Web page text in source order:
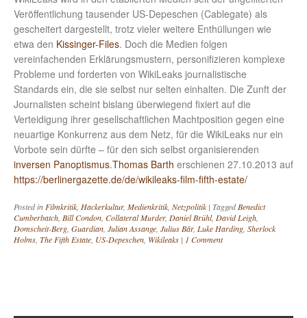
Veröffentlichung tausender US-Depeschen (Cablegate) als
gescheitert dargestellt, trotz vieler weitere Enthüllungen wie
etwa den Kissinger-Files. Doch die Medien folgen
vereinfachenden Erklärungsmustern, personifizieren komplexe
Probleme und forderten von WikiLeaks journalistische
Standards ein, die sie selbst nur selten einhalten. Die Zunft der
Journalisten scheint bislang überwiegend fixiert auf die
Verteidigung ihrer gesellschaftlichen Machtposition gegen eine
neuartige Konkurrenz aus dem Netz, für die WikiLeaks nur ein
Vorbote sein dürfte – für den sich selbst organisierenden
inversen Panoptismus.Thomas Barth erschienen 27.10.2013 auf
https://berlinergazette.de/de/wikileaks-film-fifth-estate/
Posted inFilmkritik, Hackerkultur, Medienkritik, Netzpolitik | TaggedBenedict
Cumberbatch, Bill Condon, Collateral Murder, Daniel Brühl, David Leigh,
Domscheit-Berg, Guardian, Julian Assange, Julius Bär, Luke Harding, Sherlock
Holms, The Fifth Estate, US-Depeschen, Wikileaks | 1 Comment